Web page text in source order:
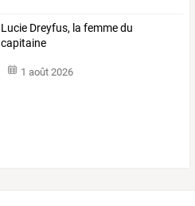
Lucie Dreyfus, la femme du
capitaine
1 août 2026